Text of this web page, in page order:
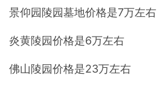
景仰园陵园墓地价格是7万左右
炎黄陵园价格是6万左右
佛山陵园价格是23万左右